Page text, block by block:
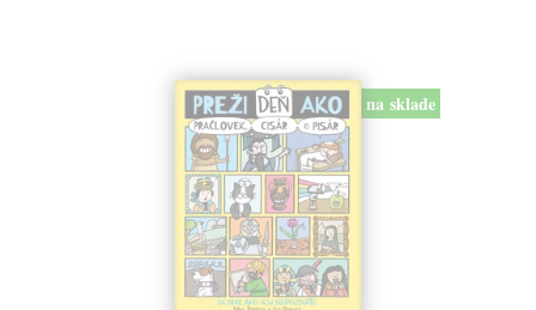
na sklade